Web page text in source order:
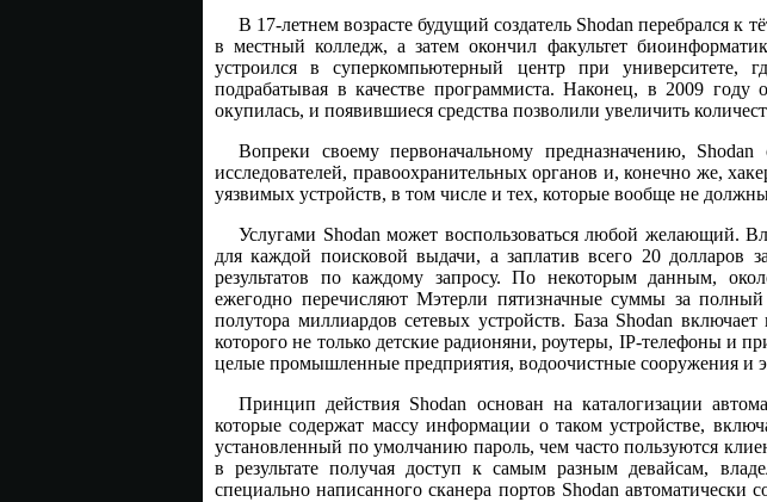
В 17-летнем возрасте будущий создатель Shodan перебрался к
в местный колледж, а затем окончил факультет
устроился в суперкомпьютерный центр при университете,
подрабатывая в качестве программиста. Наконец, в 2009
окупилась, и появившиеся средства позволили увеличить
Вопреки своему первоначальному предназначению,
исследователей, правоохранительных органов и, конечно же,
уязвимых устройств, в том числе и тех, которые вообще не
Услугами Shodan может воспользоваться любой желающий.
для каждой поисковой выдачи, а заплатив всего 20 долларов
результатов по каждому запросу. По некоторым данным,
ежегодно перечисляют Мэтерли пятизначные суммы за
полутора миллиардов сетевых устройств. База Shodan
которого не только детские радионяни, роутеры, IP-телефоны и
целые промышленные предприятия, водоочистные сооружения и
Принцип действия Shodan основан на каталогизации
которые содержат массу информации о таком устройстве,
установленный по умолчанию пароль, чем часто пользуются
в результате получая доступ к самым разным девайсам,
специально написанного сканера портов Shodan